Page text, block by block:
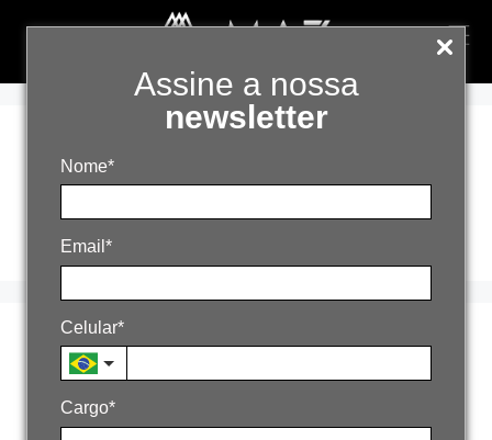
Assine a nossa
newsletter
Nome*
Email*
Celular*
Cargo*
métricas de
negócio B2B
Métricas que os
conselhos cobram (e